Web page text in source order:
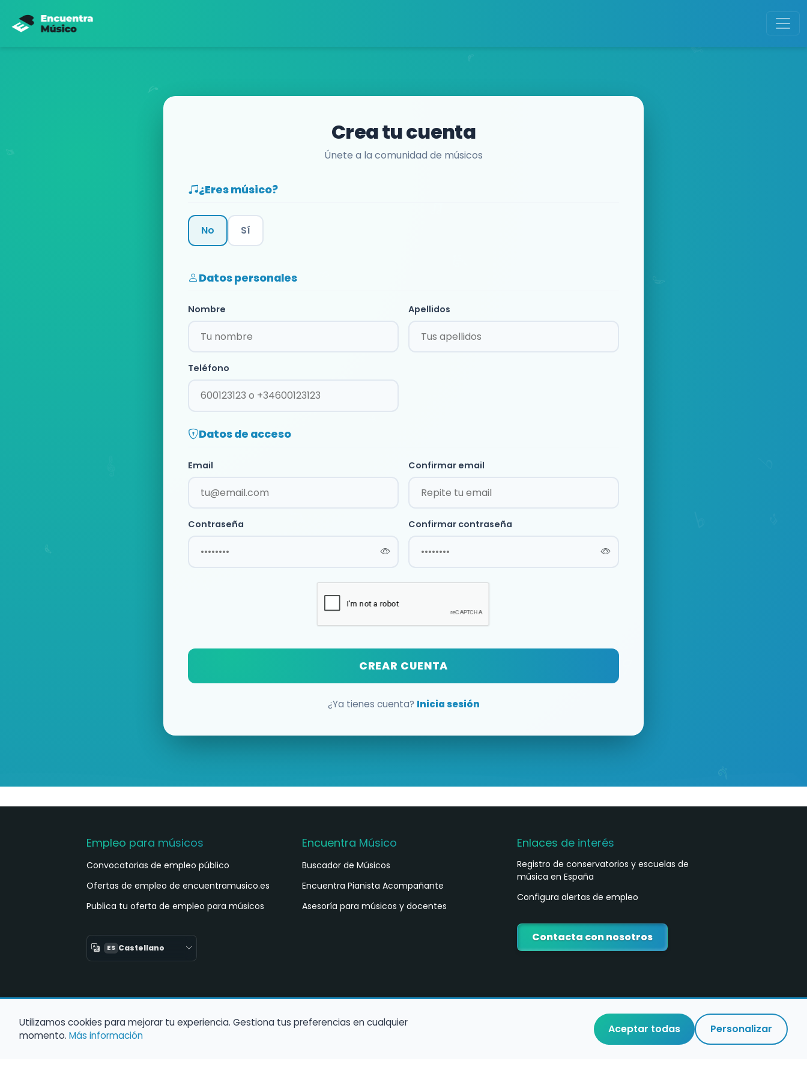
Crea tu cuenta
Únete a la comunidad de músicos
¿Eres músico?
No Sí
Datos personales
Nombre Apellidos
Teléfono
Datos de acceso
Email Confirmar email
Contraseña Confirmar contraseña
CREAR CUENTA
¿Ya tienes cuenta? Inicia sesión
Empleo para músicos
Convocatorias de empleo público
Ofertas de empleo de encuentramusico.es
Publica tu oferta de empleo para músicos
ES Castellano
Encuentra Músico
Buscador de Músicos
Encuentra Pianista Acompañante
Asesoría para músicos y docentes
Enlaces de interés
Registro de conservatorios y escuelas de
música en España
Configura alertas de empleo
Contacta con nosotros
Utilizamos cookies para mejorar tu experiencia. Gestiona tus preferencias en cualquier
momento. Más información Aceptar todas Personalizar